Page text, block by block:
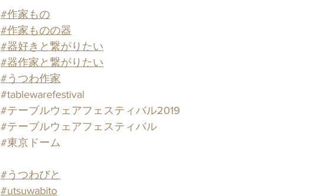
#作家もの
#作家ものの器
#器好きと繋がりたい
#器作家と繋がりたい
#うつわ作家
#tablewarefestival
#テーブルウェアフェスティバル2019
#テーブルウェアフェスティバル
#東京ドーム
#うつわびと
#utsuwabito